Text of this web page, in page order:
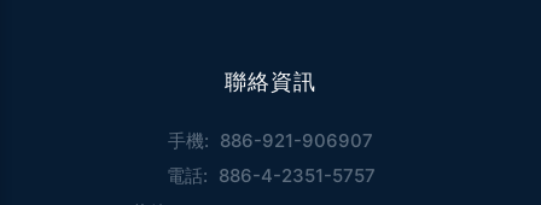
聯絡資訊
手機: 886-921-906907
電話: 886-4-2351-5757